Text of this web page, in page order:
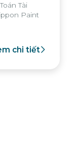
Tài
Paint
chi tiết